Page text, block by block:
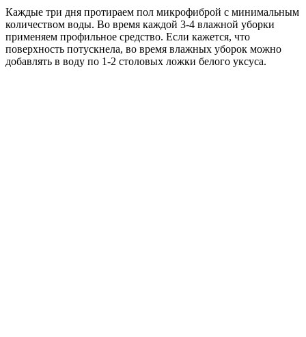
Каждые три дня протираем пол микрофиброй с минимальным
количеством воды. Во время каждой 3-4 влажной уборки
применяем профильное средство. Если кажется, что
поверхность потускнела, во время влажных уборок можно
добавлять в воду по 1-2 столовых ложки белого уксуса.